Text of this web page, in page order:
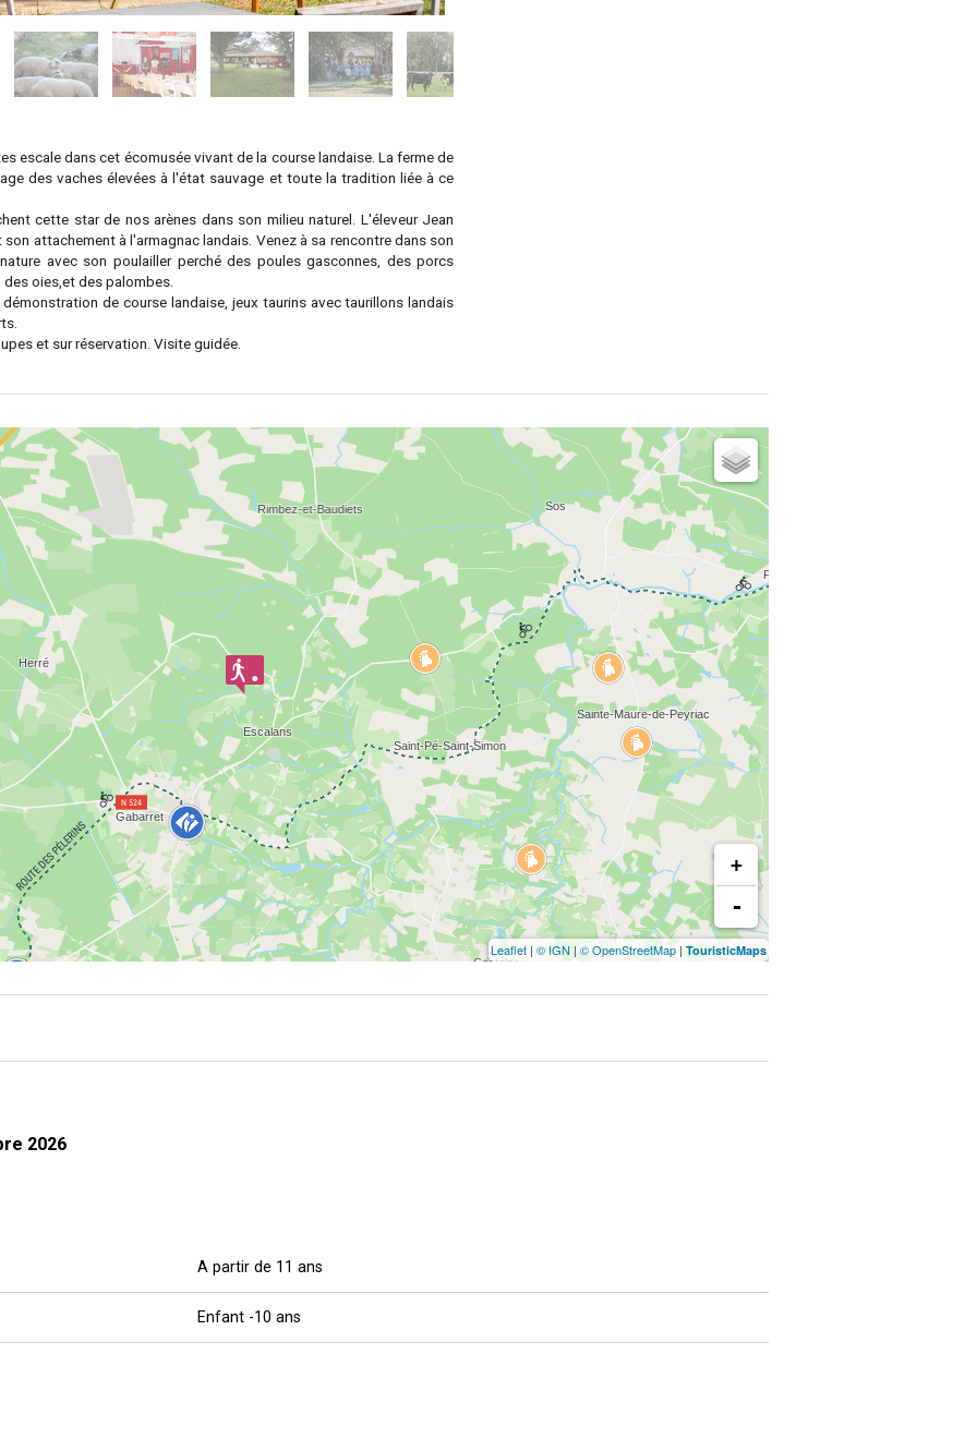
escale dans cet écomusée vivant de la course landaise. La ferme de
des vaches élevées à l'état sauvage et toute la tradition liée à ce
cette star de nos arènes dans son milieu naturel. L'éleveur Jean
attachement à l'armagnac landais. Venez à sa rencontre dans son
avec son poulailler perché des poules gasconnes, des porcs
oies,et des palombes.
de course landaise, jeux taurins avec taurillons landais
et sur réservation. Visite guidée.
+
-
Leaflet | © IGN | © OpenStreetMap | TouristicMaps
2026
A partir de 11 ans
Enfant -10 ans